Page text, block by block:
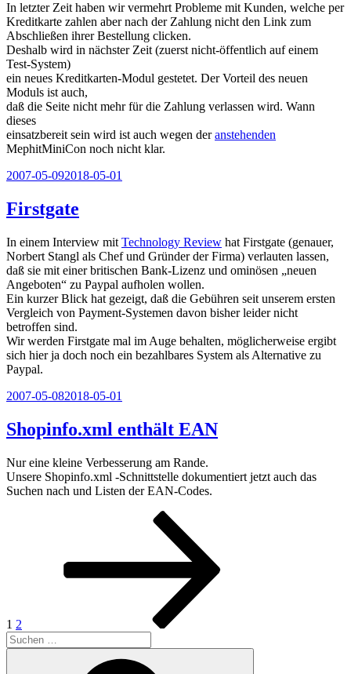
In letzter Zeit haben wir vermehrt Probleme mit Kunden, welche per
Kreditkarte zahlen aber nach der Zahlung nicht den Link zum
Abschließen ihrer Bestellung clicken.
Deshalb wird in nächster Zeit (zuerst nicht-öffentlich auf einem
Test-System)
ein neues Kreditkarten-Modul gestetet. Der Vorteil des neuen
Moduls ist auch,
daß die Seite nicht mehr für die Zahlung verlassen wird. Wann
dieses
einsatzbereit sein wird ist auch wegen deranstehenden
MephitMiniCon noch nicht klar.
Veröffentlicht
2007-05-092018-05-01
Firstgate
In einem Interview mit Technology Review hat Firstgate (genauer,
Norbert Stangl als Chef und Gründer der Firma) verlauten lassen,
daß sie mit einer britischen Bank-Lizenz und ominösen „neuen
Angeboten“ zu Paypal aufholen wollen.
Ein kurzer Blick hat gezeigt, daß die Gebühren seit unserem ersten
Vergleich von Payment-Systemen davon bisher leider nicht
betroffen sind.
Wir werden Firstgate mal im Auge behalten, möglicherweise ergibt
sich hier ja doch noch ein bezahlbares System als Alternative zu
Paypal.
Veröffentlicht
2007-05-082018-05-01
Shopinfo.xml enthält EAN
Nur eine kleine Verbesserung am Rande.
Unsere Shopinfo.xml -Schnittstelle dokumentiert jetzt auch das
Suchen nach und Listen der EAN-Codes.
Seitennummerierung
Beiträge
1 2
Suchen
nach: